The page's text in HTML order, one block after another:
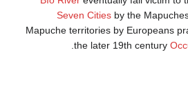
Seven Citiesby the
Mapuche territories by Europeans
the later 19th century
.